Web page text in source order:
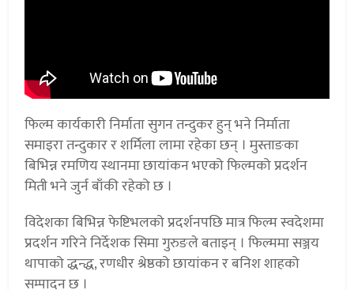
फिल्म कार्यकारी निर्माता सुगन तन्दुकर हुन् भने निर्माता
समाइरा तन्दुकार र शर्मिला लामा रहेका छन् । मुस्ताङका
बिभिन्न रमणिय स्थानमा छायांकन भएको फिल्मको प्रदर्शन
मिती भने जुर्न बाँकी रहेको छ ।
विदेशका बिभिन्न फेष्टिभलको प्रदर्शनपछि मात्र फिल्म स्वदेशमा
प्रदर्शन गरिने निर्देशक सिमा गुरुङले बताइन् । फिल्ममा सञ्जय
थापाको द्धन्द्ध, रणधीर श्रेष्ठको छायांकन र बनिश शाहको
सम्पादन छ ।